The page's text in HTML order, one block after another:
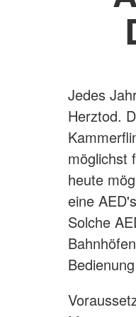
Jedes
Herztod.
möglichst
heute
eine
Solche